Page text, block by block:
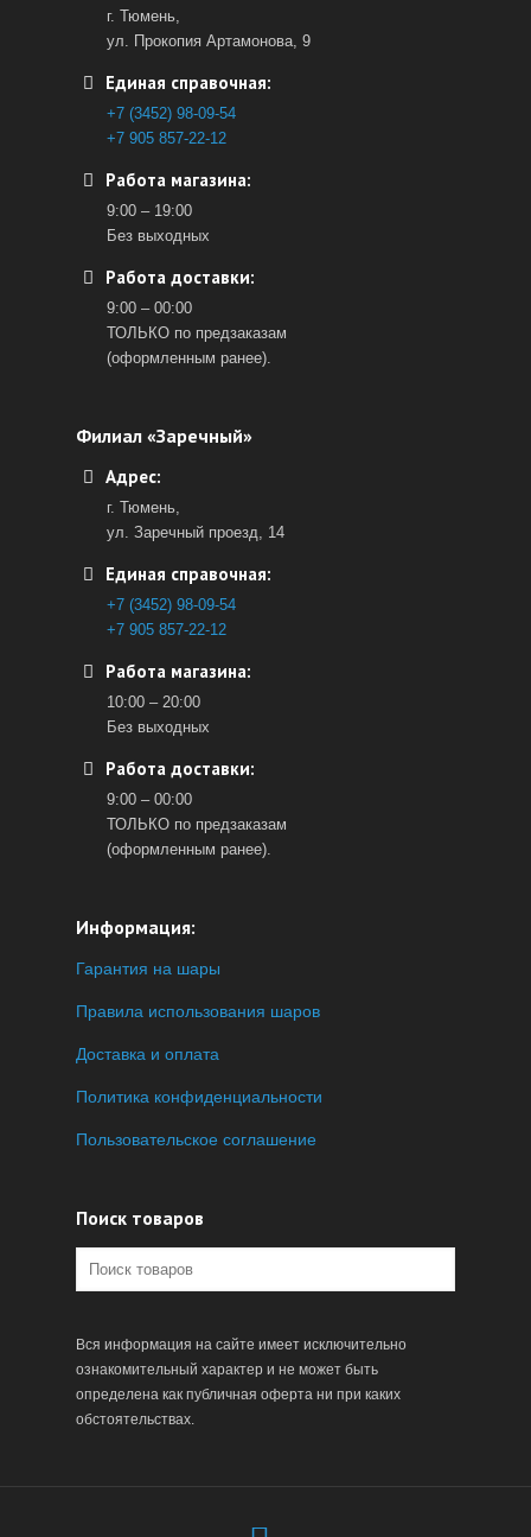
г. Тюмень,
ул. Прокопия Артамонова, 9
Единая справочная:
+7 (3452) 98-09-54
+7 905 857-22-12
Работа магазина:
9:00 – 19:00
Без выходных
Работа доставки:
9:00 – 00:00
ТОЛЬКО по предзаказам
(оформленным ранее).
Филиал «Заречный»
Адрес:
г. Тюмень,
ул. Заречный проезд, 14
Единая справочная:
+7 (3452) 98-09-54
+7 905 857-22-12
Работа магазина:
10:00 – 20:00
Без выходных
Работа доставки:
9:00 – 00:00
ТОЛЬКО по предзаказам
(оформленным ранее).
Информация:
Гарантия на шары
Правила использования шаров
Доставка и оплата
Политика конфиденциальности
Пользовательское соглашение
Поиск товаров
Вся информация на сайте имеет исключительно
ознакомительный характер и не может быть
определена как публичная оферта ни при каких
обстоятельствах.